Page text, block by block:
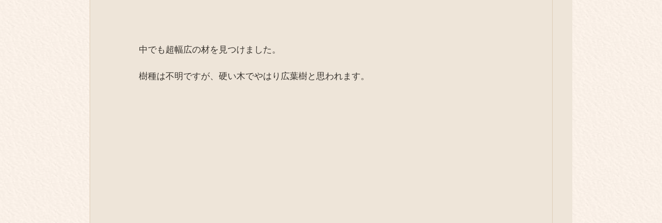
中でも超幅広の材を見つけました。
樹種は不明ですが、硬い木でやはり広葉樹と思われます。